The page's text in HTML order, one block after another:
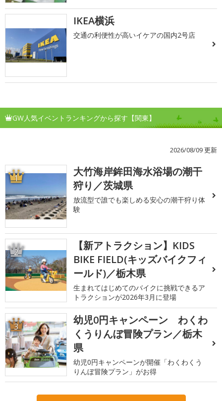
IKEA横浜
交通の利便性が高いイケアの国内2号店
GW人気イベントランキングから探す【関東】
2026/08/09 更新
1
大竹海岸鉾田海水浴場の潮干
狩り／茨城県
放流型で誰でも楽しめる安心の潮干狩り体
験
2
【新アトラクション】KIDS
BIKE FIELD(キッズバイクフィ
ールド)／栃木県
生まれてはじめてのバイクに挑戦できるア
トラクションが2026年3月に登場
3
幼児0円キャンペーン わくわ
くうりんぼ冒険プラン／栃木
県
幼児0円キャンペーンが開催「わくわくう
りんぼ冒険プラン」がお得